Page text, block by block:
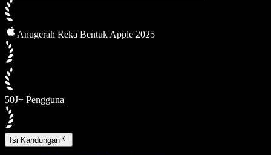
Anugerah Reka Bentuk Apple 2025
50J+ Pengguna
Isi Kandungan